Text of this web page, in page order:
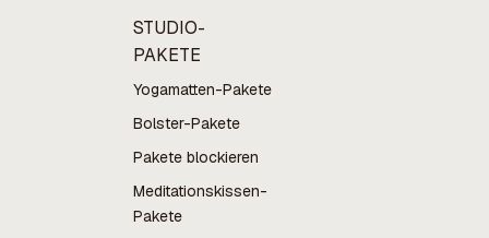
STUDIO-
PAKETE
Yogamatten-Pakete
Bolster-Pakete
Pakete blockieren
Meditationskissen-
Pakete